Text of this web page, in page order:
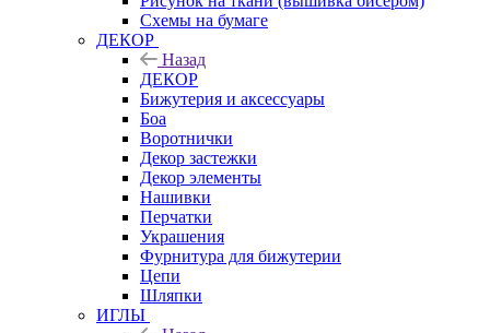
Схемы на бумаге
ДЕКОР
Назад
ДЕКОР
Бижутерия и аксессуары
Боа
Воротнички
Декор застежки
Декор элементы
Нашивки
Перчатки
Украшения
Фурнитура для бижутерии
Цепи
Шляпки
ИГЛЫ